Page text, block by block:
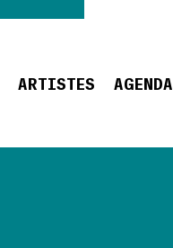
ARTISTES AGENDA